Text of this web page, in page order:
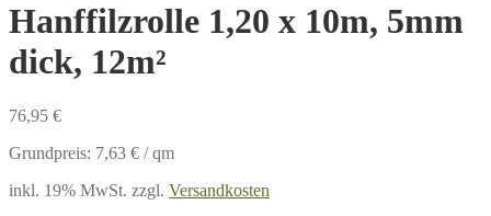
Hanffilzrolle 1,20 x 10m, 5mm
dick, 12m²
76,95 €
Grundpreis: 7,63 € /qm
inkl. 19% MwSt. zzgl. Versandkosten